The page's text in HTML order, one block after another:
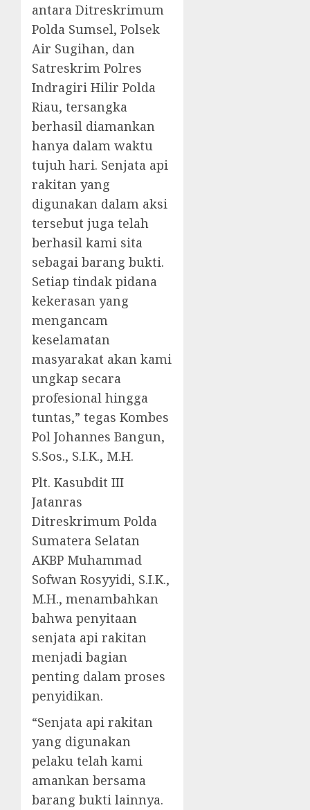
antara Ditreskrimum
Polda Sumsel, Polsek
Air Sugihan, dan
Satreskrim Polres
Indragiri Hilir Polda
Riau, tersangka
berhasil diamankan
hanya dalam waktu
tujuh hari. Senjata api
rakitan yang
digunakan dalam aksi
tersebut juga telah
berhasil kami sita
sebagai barang bukti.
Setiap tindak pidana
kekerasan yang
mengancam
keselamatan
masyarakat akan kami
ungkap secara
profesional hingga
tuntas,” tegas Kombes
Pol Johannes Bangun,
S.Sos., S.I.K., M.H.
Plt. Kasubdit III
Jatanras
Ditreskrimum Polda
Sumatera Selatan
AKBP Muhammad
Sofwan Rosyyidi, S.I.K.,
M.H., menambahkan
bahwa penyitaan
senjata api rakitan
menjadi bagian
penting dalam proses
penyidikan.
“Senjata api rakitan
yang digunakan
pelaku telah kami
amankan bersama
barang bukti lainnya.